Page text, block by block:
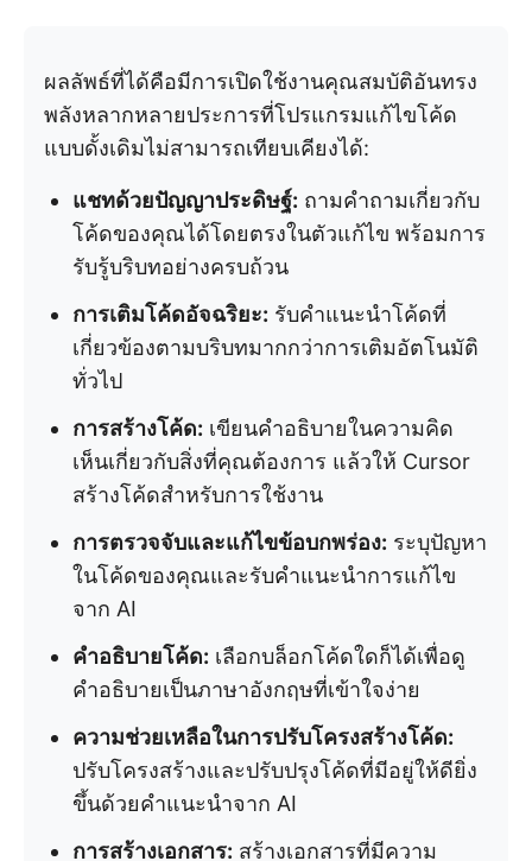
ผลลัพธ์ที่ได้คือมีการเปิดใช้งานคุณสมบัติอันทรง
พลังหลากหลายประการที่โปรแกรมแก้ไขโค้ด
แบบดั้งเดิมไม่สามารถเทียบเคียงได้:
แชทด้วยปัญญาประดิษฐ์: ถามคำถามเกี่ยวกับ
โค้ดของคุณได้โดยตรงในตัวแก้ไข พร้อมการ
รับรู้บริบทอย่างครบถ้วน
การเติมโค้ดอัจฉริยะ: รับคำแนะนำโค้ดที่
เกี่ยวข้องตามบริบทมากกว่าการเติมอัตโนมัติ
ทั่วไป
การสร้างโค้ด: เขียนคำอธิบายในความคิด
เห็นเกี่ยวกับสิ่งที่คุณต้องการ แล้วให้ Cursor
สร้างโค้ดสำหรับการใช้งาน
การตรวจจับและแก้ไขข้อบกพร่อง: ระบุปัญหา
ในโค้ดของคุณและรับคำแนะนำการแก้ไข
จาก AI
คำอธิบายโค้ด: เลือกบล็อกโค้ดใดก็ได้เพื่อดู
คำอธิบายเป็นภาษาอังกฤษที่เข้าใจง่าย
ความช่วยเหลือในการปรับโครงสร้างโค้ด:
ปรับโครงสร้างและปรับปรุงโค้ดที่มีอยู่ให้ดียิ่ง
ขึ้นด้วยคำแนะนำจาก AI
การสร้างเอกสาร: สร้างเอกสารที่มีความ